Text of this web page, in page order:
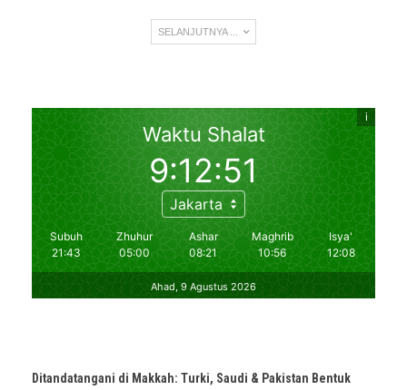
SELANJUTNYA ...
Ditandatangani di Makkah: Turki, Saudi & Pakistan Bentuk